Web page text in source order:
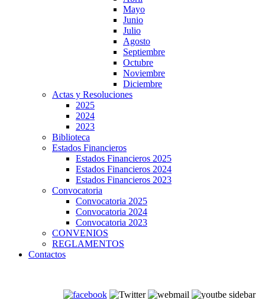
Mayo
Junio
Julio
Agosto
Septiembre
Octubre
Noviembre
Diciembre
Actas y Resoluciones
2025
2024
2023
Biblioteca
Estados Financieros
Estados Financieros 2025
Estados Financieros 2024
Estados Financieros 2023
Convocatoria
Convocatoria 2025
Convocatoria 2024
Convocatoria 2023
CONVENIOS
REGLAMENTOS
Contactos